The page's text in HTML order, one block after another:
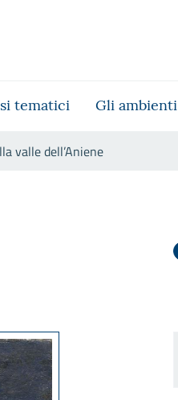
tematici Gli ambienti
valle dell’Aniene